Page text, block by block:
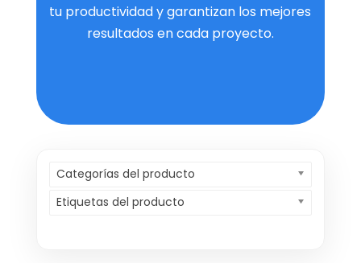
tu productividad y garantizan los mejores
resultados en cada proyecto.
Categorías del producto
Etiquetas del producto